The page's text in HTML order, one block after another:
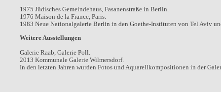
1975 Jüdisches Gemeindehaus, Fasanenstraße in Berlin.
1976 Maison de la France, Paris.
1983 Neue Nationalgalerie Berlin in den Goethe-Instituten von Tel Aviv
Weitere Ausstellungen
Galerie Raab, Galerie Poll.
2013 Kommunale Galerie Wilmersdorf.
In den letzten Jahren wurden Fotos und Aquarellkompositionen in der